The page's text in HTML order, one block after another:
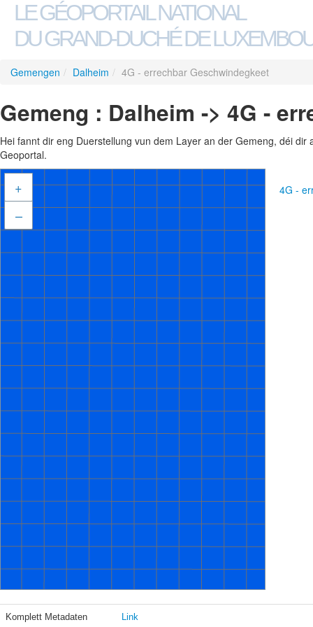
LE GÉOPORTAIL NATIONAL
DU GRAND-DUCHÉ DE
Gemengen / Dalheim / 4G - errechbar Geschwindegkeet
Gemeng : Dalheim -> 4G -
Hei fannt dir eng Duerstellung vun dem Layer an der Gemeng, déi
Geoportal.
+
–
4G -
Komplett Metadaten Link